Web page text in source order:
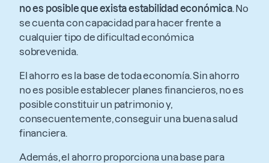
no es posible que exista estabilidad económica. No
se cuenta con capacidad para hacer frente a
cualquier tipo de dificultad económica
sobrevenida.
El ahorro es la base de toda economía. Sin ahorro
no es posible establecer planes financieros, no es
posible constituir un patrimonio y,
consecuentemente, conseguir una buena salud
financiera.
Además, el ahorro proporciona una base para